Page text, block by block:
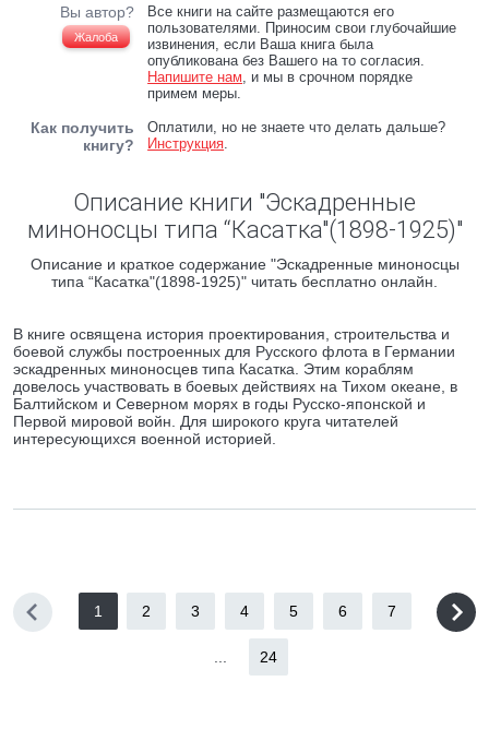
Вы автор?
Жалоба
Все книги на сайте размещаются его
пользователями. Приносим свои глубочайшие
извинения, если Ваша книга была
опубликована без Вашего на то согласия.
Напишите нам, и мы в срочном порядке
примем меры.
Как получить
книгу?
Оплатили, но не знаете что делать дальше?
Инструкция.
Описание книги "Эскадренные
миноносцы типа “Касатка"(1898-1925)"
Описание и краткое содержание "Эскадренные миноносцы
типа “Касатка"(1898-1925)" читать бесплатно онлайн.
В книге освящена история проектирования, строительства и
боевой службы построенных для Русского флота в Германии
эскадренных миноносцев типа Касатка. Этим кораблям
довелось участвовать в боевых действиях на Тихом океане, в
Балтийском и Северном морях в годы Русско-японской и
Первой мировой войн. Для широкого круга читателей
интересующихся военной историей.
1 2 3 4 5 6 7
24